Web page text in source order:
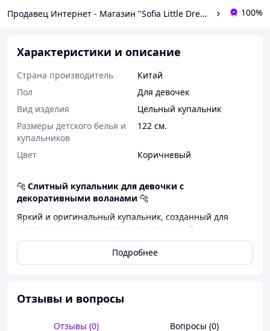
Продавец Интернет - Магазин "Sofia Little Dress Kids" 100%
Характеристики и описание
Страна производитель
Китай
Пол
Для девочек
Вид изделия
Цельный купальник
Размеры детского белья и
купальников
122 см.
Цвет Коричневый
🐆 Слитный купальник для девочки с
декоративными воланами 🐆
Яркий и оригинальный купальник, созданный для
активных и веселых летних приключений.
Выразительный анималистичный узор добавляет
образу характера, а аккуратные воланы по бокам
подчеркивают нежность и игривость дизайна.
тянущегося материала, который не сковывает
движений и быстро высыхает. Эргономичный крой
Подробнее
Отзывы и вопросы
Отзывы (0) Вопросы (0)